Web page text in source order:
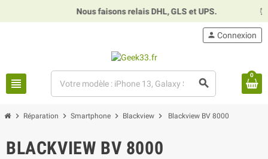
Nous faisons relais DHL, GLS et UPS. ⏰
view_headline search
person Connexion
0
chevron_right Réparation chevron_right Smartphone chevron_right Blackview chevron_right Blackview BV 8000
BLACKVIEW BV 8000